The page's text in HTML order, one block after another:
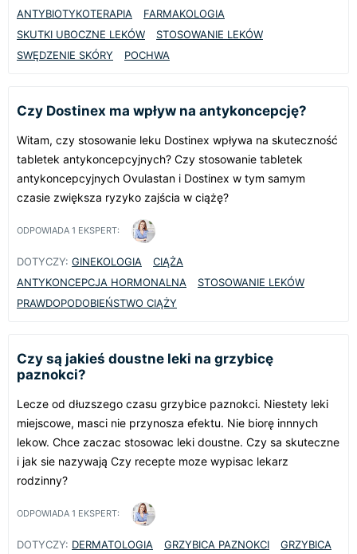
ANTYBIOTYKOTERAPIA
FARMAKOLOGIA
SKUTKI UBOCZNE LEKÓW
STOSOWANIE LEKÓW
SWĘDZENIE SKÓRY
POCHWA
Czy Dostinex ma wpływ na antykoncepcję?
Witam, czy stosowanie leku Dostinex wpływa na skuteczność
tabletek antykoncepcyjnych? Czy stosowanie tabletek
antykoncepcyjnych Ovulastan i Dostinex w tym samym
czasie zwiększa ryzyko zajścia w ciążę?
ODPOWIADA 1 EKSPERT:
DOTYCZY: GINEKOLOGIA
CIĄŻA
ANTYKONCEPCJA HORMONALNA
STOSOWANIE LEKÓW
PRAWDOPODOBIEŃSTWO CIĄŻY
Czy są jakieś doustne leki na grzybicę
paznokci?
Lecze od dłuzszego czasu grzybice paznokci. Niestety leki
miejscowe, masci nie przynosza efektu. Nie biorę innnych
lekow. Chce zaczac stosowac leki doustne. Czy sa skuteczne
i jak sie nazywają Czy recepte moze wypisac lekarz
rodzinny?
ODPOWIADA 1 EKSPERT:
DOTYCZY: DERMATOLOGIA GRZYBICA PAZNOKCI GRZYBICA